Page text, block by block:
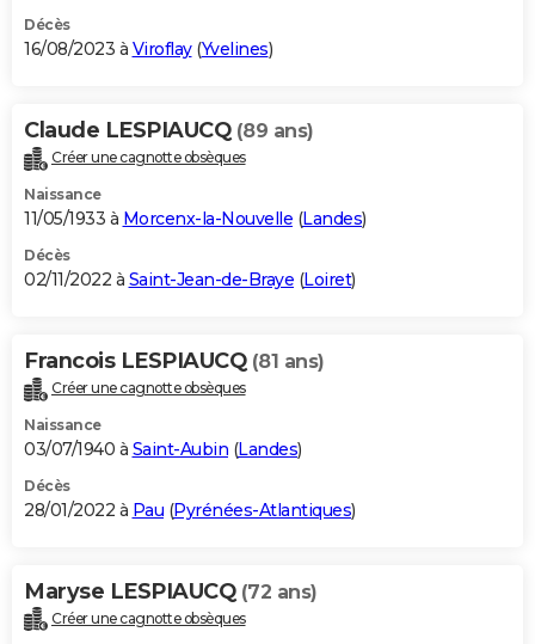
Décès
16/08/2023 à Viroflay(Yvelines)
Claude LESPIAUCQ (89 ans)
Créer une cagnotte obsèques
Naissance
11/05/1933 à Morcenx-la-Nouvelle (Landes)
Décès
02/11/2022 à Saint-Jean-de-Braye (Loiret)
Francois LESPIAUCQ (81 ans)
Créer une cagnotte obsèques
Naissance
03/07/1940 à Saint-Aubin (Landes)
Décès
28/01/2022 à Pau (Pyrénées-Atlantiques)
Maryse LESPIAUCQ (72 ans)
Créer une cagnotte obsèques